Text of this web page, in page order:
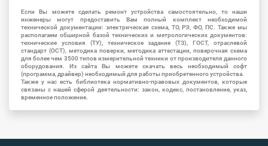
Если Вы можете сделать ремонт устройства самостоятельно, то наши
инженеры могут предоставить Вам полный комплект необходимой
технической документации: электрическая схема, ТО, РЭ, ФО, ПС. Также мы
располагаем обширной базой технических и метрологических документов:
технические условия (ТУ), техническое задание (ТЗ), ГОСТ, отраслевой
стандарт (ОСТ), методика поверки, методика аттестации, поверочная схема
для более чем 3500 типов измерительной техники от производителя данного
оборудования. Из сайта Вы можете скачать весь необходимый софт
(программа, драйвер) необходимый для работы приобретенного устройства.
Также у нас есть библиотека нормативно-правовых документов, которые
связаны с нашей сферой деятельности: закон, кодекс, постановление, указ,
временное положение.